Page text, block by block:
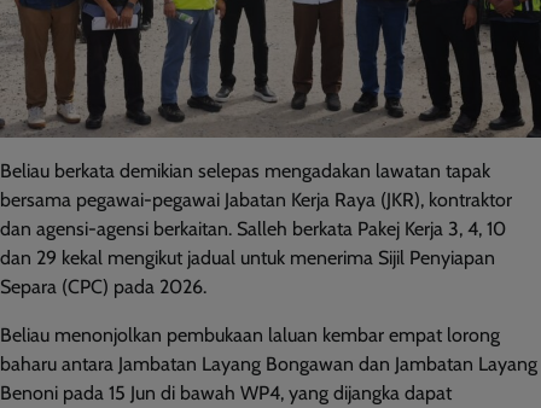
Beliau berkata demikian selepas mengadakan lawatan tapak
bersama pegawai-pegawai Jabatan Kerja Raya (JKR), kontraktor
dan agensi-agensi berkaitan. Salleh berkata Pakej Kerja 3, 4, 10
dan 29 kekal mengikut jadual untuk menerima Sijil Penyiapan
Separa (CPC) pada 2026.
Beliau menonjolkan pembukaan laluan kembar empat lorong
baharu antara Jambatan Layang Bongawan dan Jambatan Layang
Benoni pada 15 Jun di bawah WP4, yang dijangka dapat